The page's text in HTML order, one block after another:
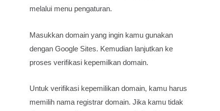
melalui menu pengaturan.
Masukkan domain yang ingin kamu gunakan
dengan Google Sites. Kemudian lanjutkan ke
proses verifikasi kepemilkan domain.
Untuk verifikasi kepemilikan domain, kamu harus
memilih nama registrar domain. Jika kamu tidak